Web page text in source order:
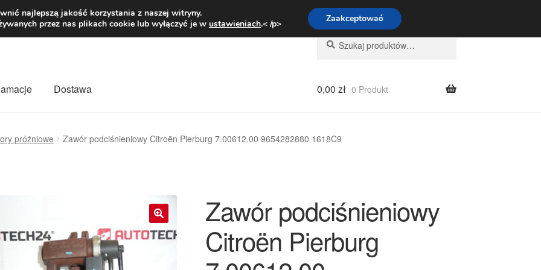
zł Pn.-pt. 9:00-16:00800 003 167
Szukaj:
Szukaj
Dostawa 0,00 zł 0 Produkt
próżniowe Zawór podciśnieniowy Citroën Pierburg 7.00612.00 9654282880 1618C9
🔍
Zawór podciśnieniowy
Citroën Pierburg
najlepszą jakość korzystania z naszej witryny.
przez nas plikach cookie lub wyłączyć je w ustawieniach.< /p> Zaakceptować